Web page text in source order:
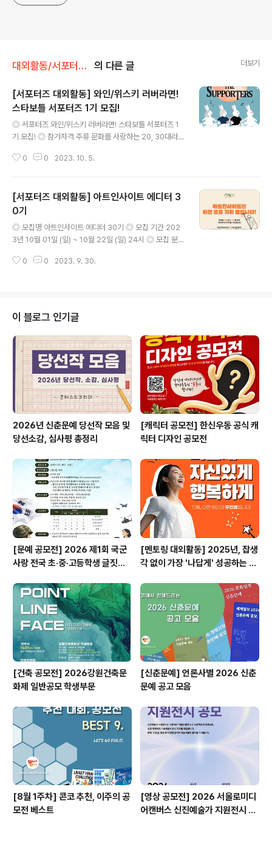
대외활동/서포터즈 • 기자단 의 다른 글 더보기
[서포터즈 대외활동] 와인/위스키 러버라면!
스타보틀 서포터즈 1기 모집!
◎ 서포터즈 와인/위스키 러버라면! 스타보틀 서포터즈 1
기 모집! ◎ 참가자격 주류 문화를 사랑하는 20, 30대라면
간 9월 27일 - 10월 15일까지 ◎ 활동기간 2023년 11
매하는 다양한 주류를 접하고, 홍보할 수 있는 아이디어 발
굴 및 실행 ex) 스타보틀 매장 방문하여 쇼츠 영상 만들기,
소규모 행사 주최, 시음회 참석 후 후기 업로드 등 ◎ 접수
방법 스타보틀 공식블로그에서 http://blog.naver.com/
starbottlekorea 지원서 다운로드 후 starbottlekore
a@naver.com 으로 이메일 ..
0 0 2023. 10. 5.
[서포터즈 대외활동] 아트인사이트 에디터 3
0기
◎ 모집명 아트인사이트 에디터 30기 ◎ 모집 기간 202
3년 10월 01일 (일) ~ 10월 22일 (일) 24시 ◎ 모집 분야
피 작품 기고 ◎ 합격자 발표 2023년 10월 31일 (화), 개
야기를 기고하실 분. - 아트인사이트의 모토에 공감하며,
저마다의 ART insight를 더불어 가꾸어 나아가실 분. -
아트인사이트 문화초대를 통해 문화를 다채로이 머금어,
이를 자신만의 가치와 색이 담긴 글로 작성하고, 문화애호
가 분들과 스스럼없이 향유하..
0 0 2023. 9. 30.
이 블로그 인기글
2026년 신춘문예 당선작 모음 및
당선소감, 심사평 총정리
[캐릭터 공모전] 한신우동 공식 캐
릭터 디자인 공모전
[문예 공모전] 2026 제1회 국군
사랑 전국 초·중·고등학생 글짓기
[멘토링 대외활동] 2025년, 잡생
각 없이 가장 '나답게' 성공하는 법
[건축 공모전] 2026강원건축문
화제 일반공모 학생부문
[신춘문예] 언론사별 2026 신춘
문예 공고 모음
[8월 1주차] 콘코 추천, 이주의 공
모전 베스트
[영상 공모전] 2026 서울로미디
어캔버스 신진예술가 지원전시 공